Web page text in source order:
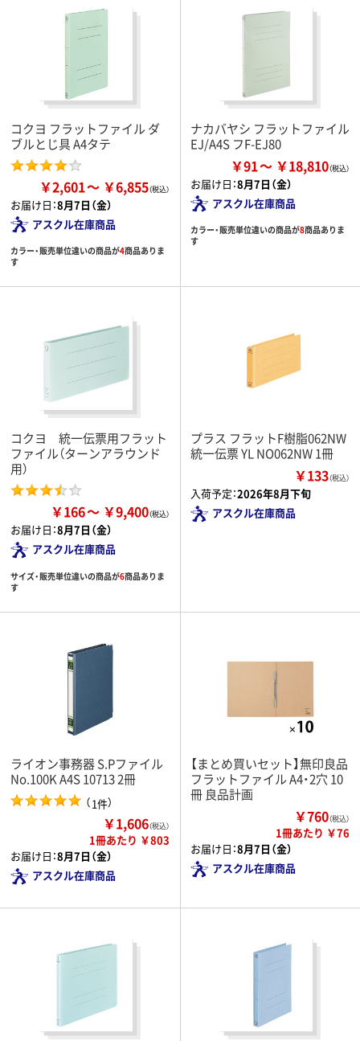
コクヨ フラットファイル ダ
ブルとじ具 A4タテ
￥2,601 ￥6,855
お届け日：8月7日（金）
アスクル在庫商品
カラー・販売単位違いの商品が4商品ありま
す
ナカバヤシ フラットファイル
EJ/A4S フF-EJ80
￥91 ￥18,810
お届け日：8月7日（金）
アスクル在庫商品
カラー・販売単位違いの商品が8商品ありま
す
コクヨ 統一伝票用フラット
ファイル（ターンアラウンド
用）
￥166 ￥9,400
お届け日：8月7日（金）
アスクル在庫商品
サイズ・販売単位違いの商品が6商品ありま
す
プラス フラットF樹脂062NW
統一伝票 YL NO062NW 1冊
￥133（税込）
入荷予定：2026年8月下旬
アスクル在庫商品
ライオン事務器 S.Pファイル
No.100K A4S 10713 2冊
（1件）
￥1,606（税込）
1冊あたり ￥803
お届け日：8月7日（金）
アスクル在庫商品
【まとめ買いセット】無印良品
フラットファイル A4・2穴 10
冊 良品計画
￥760（税込）
1冊あたり ￥76
お届け日：8月7日（金）
アスクル在庫商品